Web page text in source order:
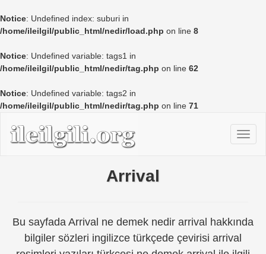
Notice: Undefined index: suburi in
/home/ileilgil/public_html/nedir/load.php on line 8
Notice: Undefined variable: tags1 in
/home/ileilgil/public_html/nedir/tag.php on line 62
Notice: Undefined variable: tags2 in
/home/ileilgil/public_html/nedir/tag.php on line 71
Arrival
Bu sayfada Arrival ne demek nedir arrival hakkında
bilgiler sözleri ingilizce türkçede çevirisi arrival